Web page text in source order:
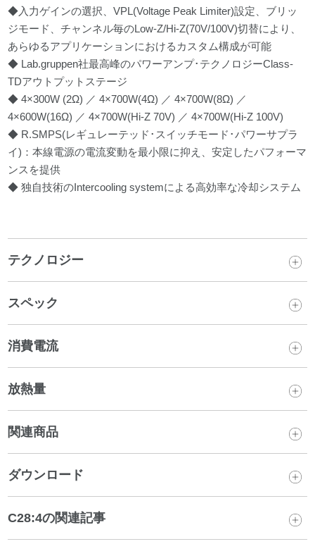
◆入力ゲインの選択、VPL(Voltage Peak Limiter)設定、ブリッ
ジモード、チャンネル毎のLow-Z/Hi-Z(70V/100V)切替により、
あらゆるアプリケーションにおけるカスタム構成が可能
◆ Lab.gruppen社最高峰のパワーアンプ･テクノロジーClass-
TDアウトプットステージ
◆ 4×300W (2Ω) ／ 4×700W(4Ω) ／ 4×700W(8Ω) ／
4×600W(16Ω) ／ 4×700W(Hi-Z 70V) ／ 4×700W(Hi-Z 100V)
◆ R.SMPS(レギュレーテッド･スイッチモード･パワーサプラ
イ)：本線電源の電流変動を最小限に抑え、安定したパフォーマ
ンスを提供
◆ 独自技術のIntercooling systemによる高効率な冷却システム
テクノロジー
スペック
消費電流
放熱量
関連商品
ダウンロード
C28:4の関連記事